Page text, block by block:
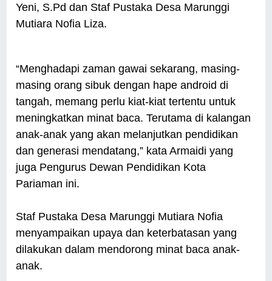
Yeni, S.Pd dan Staf Pustaka Desa Marunggi
Mutiara Nofia Liza.
“Menghadapi zaman gawai sekarang, masing-
masing orang sibuk dengan hape android di
tangah, memang perlu kiat-kiat tertentu untuk
meningkatkan minat baca. Terutama di kalangan
anak-anak yang akan melanjutkan pendidikan
dan generasi mendatang,” kata Armaidi yang
juga Pengurus Dewan Pendidikan Kota
Pariaman ini.
Staf Pustaka Desa Marunggi Mutiara Nofia
menyampaikan upaya dan keterbatasan yang
dilakukan dalam mendorong minat baca anak-
anak.